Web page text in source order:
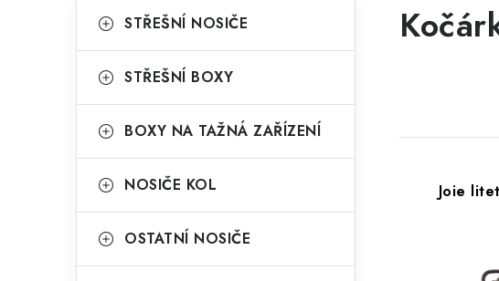
o
t
r
n
n
kategorie
a
e
o
i
STŘEŠNÍ NOSIČE
STŘEŠNÍ BOXY
BOXY NA TAŽNÁ ZAŘÍZENÍ
NOSIČE KOL
OSTATNÍ NOSIČE
Joie